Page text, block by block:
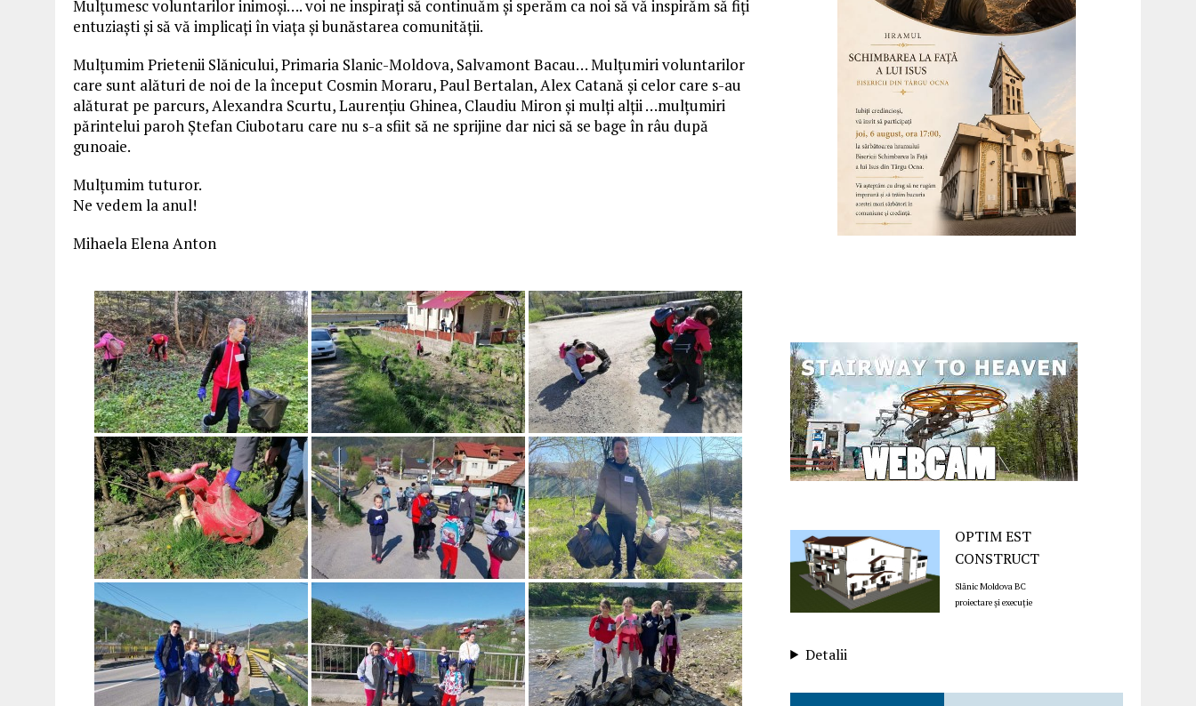
Mulțumesc voluntarilor inimoși…. voi ne inspirați să continuăm și sperăm ca noi să vă inspirăm să fiți
entuziaști și să vă implicați în viața și bunăstarea comunității.
Mulțumim Prietenii Slănicului, Primaria Slanic-Moldova, Salvamont Bacau… Mulțumiri voluntarilor
care sunt alături de noi de la început Cosmin Moraru, Paul Bertalan, Alex Catană și celor care s-au
alăturat pe parcurs, Alexandra Scurtu, Laurențiu Ghinea, Claudiu Miron și mulți alții …mulțumiri
părintelui paroh Ștefan Ciubotaru care nu s-a sfiit să ne sprijine dar nici să se bage în râu după
gunoaie.
Mulțumim tuturor.
Ne vedem la anul!
Mihaela Elena Anton
OPTIM EST
CONSTRUCT
Slănic Moldova BC
proiectare și execuție
Detalii